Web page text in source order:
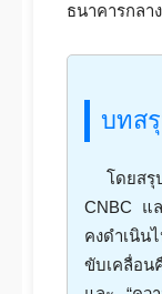
ธนาคารกลา
บทส
โดยส
CNBC แ
คงดำเนิน
ขับเคลื่อน